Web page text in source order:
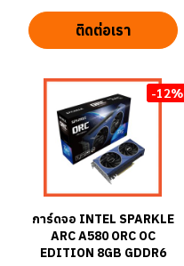
ติดต่อเรา
-12%
การ์ดจอ INTEL SPARKLE
ARC A580 ORC OC
EDITION 8GB GDDR6